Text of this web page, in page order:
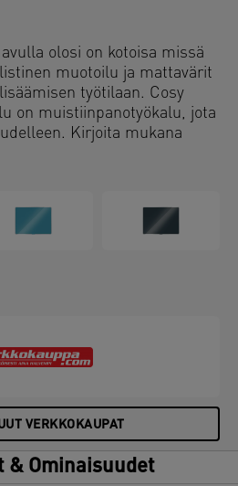
olosi on kotoisa missä
muotoilu ja mattavärit
työtilaan. Cosy
on muistiinpanotyökalu, jota
Kirjoita mukana
kynällä merkinnät,
ja tuottavan työpäivän.
VERKKOKAUPAT
& Ominaisuudet